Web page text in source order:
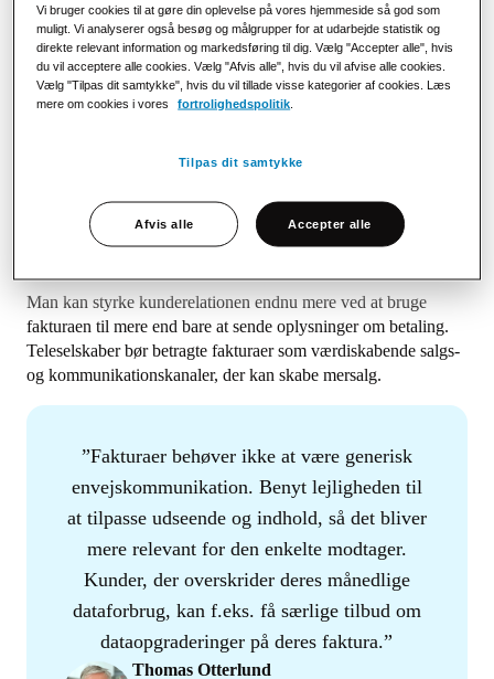
fakturaer og irriterende rykkergebyrer.
Når kunderne får rykkergebyrer, som de føler er urimelige,
eller endnu værre, fakturaer, der er blevet til inkassosager, kan
det få dem til at skifte udbyder.
og mit.dk betaler en stor del af modtagerne
rykkergebyret, hvis de betaler inden for en bestemt frist.
Man kan styrke kunderelationen endnu mere ved at bruge
fakturaen til mere end bare at sende oplysninger om betaling.
Teleselskaber bør betragte fakturaer som værdiskabende salgs-
og kommunikationskanaler, der kan skabe mersalg.
Fakturaer behøver ikke at være generisk
envejskommunikation. Benyt lejligheden til
at tilpasse udseende og indhold, så det bliver
mere relevant for den enkelte modtager.
Kunder, der overskrider deres månedlige
dataforbrug, kan f.eks. få særlige tilbud om
dataopgraderinger på deres faktura.
Thomas Otterlund
Vi bruger cookies til at gøre din oplevelse på vores hjemmeside så god som
muligt. Vi analyserer også besøg og målgrupper for at udarbejde statistik og
direkte relevant information og markedsføring til dig. Vælg "Accepter alle", hvis
du vil acceptere alle cookies. Vælg "Afvis alle", hvis du vil afvise alle cookies.
Vælg "Tilpas dit samtykke", hvis du vil tillade visse kategorier af cookies. Læs
mere om cookies i vores
fortrolighedspolitik
Tilpas dit samtykke
Afvis alle Accepter alle